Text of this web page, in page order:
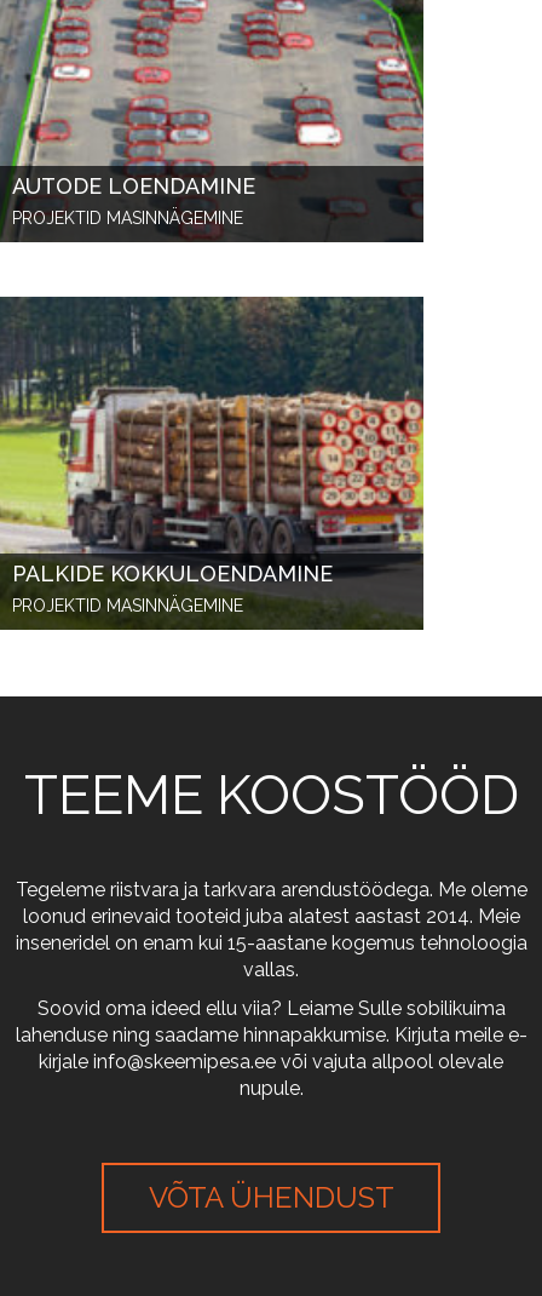
AUTODE LOENDAMINE
PROJEKTID MASINNÄGEMINE
PALKIDE KOKKULOENDAMINE
PROJEKTID MASINNÄGEMINE
TEEME KOOSTÖÖD
Tegeleme riistvara ja tarkvara arendustöödega. Me oleme
loonud erinevaid tooteid juba alatest aastast 2014. Meie
inseneridel on enam kui 15-aastane kogemus tehnoloogia
vallas.
Soovid oma ideed ellu viia? Leiame Sulle sobilikuima
lahenduse ning saadame hinnapakkumise. Kirjuta meile e-
kirjale info@skeemipesa.ee või vajuta allpool olevale
nupule.
VÕTA ÜHENDUST